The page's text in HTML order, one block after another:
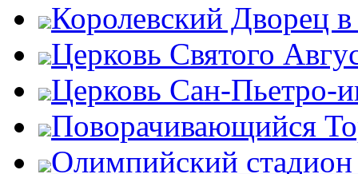
Королевский Дворец
Церковь Святого
Церковь Сан-Пьетро-
Поворачивающийся
Олимпийский